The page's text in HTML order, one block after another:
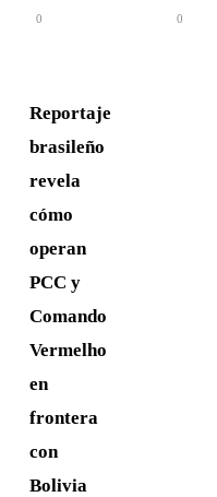
0
0
Reportaje
brasileño
revela
cómo
operan
PCC y
Comando
Vermelho
en
frontera
con
Bolivia